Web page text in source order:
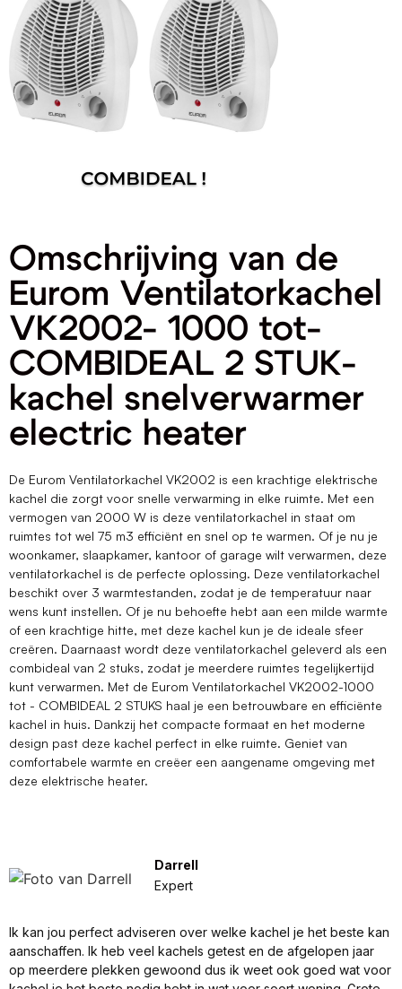
Omschrijving van de
Eurom Ventilatorkachel
VK2002- 1000 tot-
COMBIDEAL 2 STUK-
kachel snelverwarmer
electric heater
De Eurom Ventilatorkachel VK2002 is een krachtige elektrische
kachel die zorgt voor snelle verwarming in elke ruimte. Met een
vermogen van 2000 W is deze ventilatorkachel in staat om
ruimtes tot wel 75 m3 efficiënt en snel op te warmen. Of je nu je
woonkamer, slaapkamer, kantoor of garage wilt verwarmen, deze
ventilatorkachel is de perfecte oplossing. Deze ventilatorkachel
beschikt over 3 warmtestanden, zodat je de temperatuur naar
wens kunt instellen. Of je nu behoefte hebt aan een milde warmte
of een krachtige hitte, met deze kachel kun je de ideale sfeer
creëren. Daarnaast wordt deze ventilatorkachel geleverd als een
combideal van 2 stuks, zodat je meerdere ruimtes tegelijkertijd
kunt verwarmen. Met de Eurom Ventilatorkachel VK2002-1000
tot - COMBIDEAL 2 STUKS haal je een betrouwbare en efficiënte
kachel in huis. Dankzij het compacte formaat en het moderne
design past deze kachel perfect in elke ruimte. Geniet van
comfortabele warmte en creëer een aangename omgeving met
deze elektrische heater.
Darrell
Expert
Ik kan jou perfect adviseren over welke kachel je het beste kan
aanschaffen. Ik heb veel kachels getest en de afgelopen jaar
op meerdere plekken gewoond dus ik weet ook goed wat voor